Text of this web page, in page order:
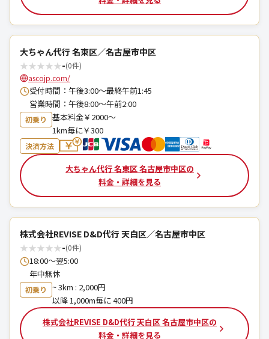
大ちゃん代行 名東区／名古屋市中区
★★★★★-(0件)
ascojp.com/
受付時間：午後3:00～最終午前1:45
営業時間：午後8:00～午前2:00
初乗り
基本料金￥2000～
1km毎に￥300
決済方法
大ちゃん代行 名東区 名古屋市中区の
料金・詳細を見る
株式会社REVISE D&D代行 天白区／名古屋市中区
★★★★★-(0件)
18:00～翌5:00
年中無休
初乗り
~ 3km : 2,000円
以降 1,000m毎に 400円
株式会社REVISE D&D代行 天白区 名古屋市中区の
料金・詳細を見る